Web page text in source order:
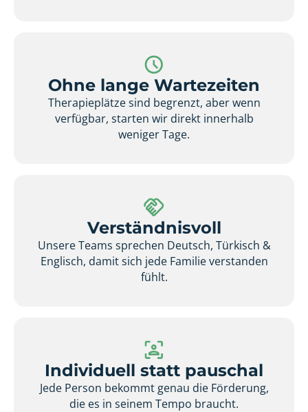
Ohne lange Wartezeiten
Therapieplätze sind begrenzt, aber wenn
verfügbar, starten wir direkt innerhalb
weniger Tage.
Verständnisvoll
Unsere Teams sprechen Deutsch, Türkisch &
Englisch, damit sich jede Familie verstanden
fühlt.
Individuell statt pauschal
Jede Person bekommt genau die Förderung,
die es in seinem Tempo braucht.